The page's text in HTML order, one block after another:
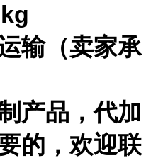
输（卖家承
产品，代加
的，欢迎联